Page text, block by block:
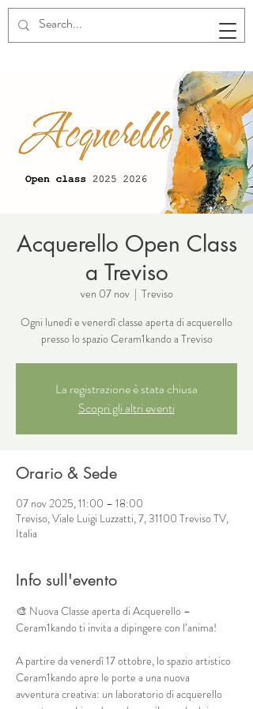
Acquerello Open Class
a Treviso
ven 07 nov
  |
Treviso
Ogni lunedì e venerdì classe aperta di acquerello
presso lo spazio Ceram1kando a Treviso
La registrazione è stata chiusa
Scopri gli altri eventi
Orario & Sede
07 nov 2025, 11:00 – 18:00
Treviso, Viale Luigi Luzzatti, 7, 31100 Treviso TV,
Italia
Info sull'evento
🎨 Nuova Classe aperta di Acquerello –
Ceram1kando ti invita a dipingere con l’anima!
A partire da venerdì 17 ottobre, lo spazio artistico
Ceram1kando apre le porte a una nuova
avventura creativa: un laboratorio di acquerello